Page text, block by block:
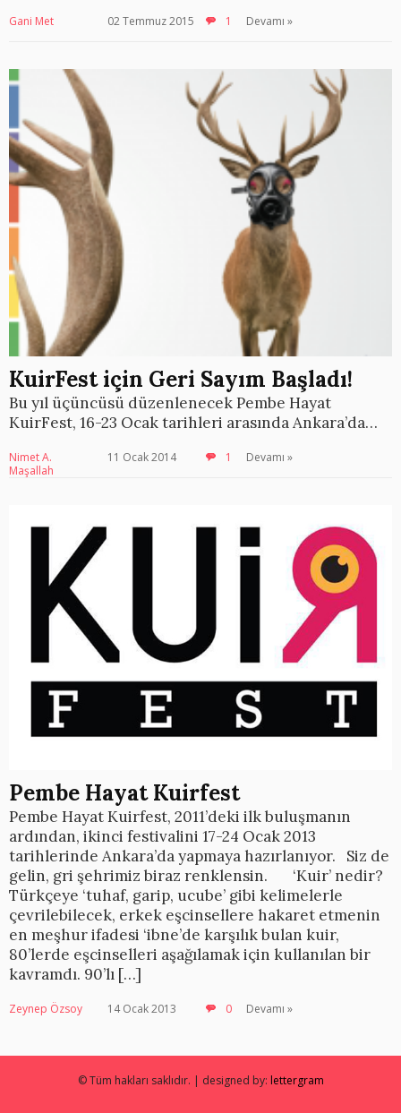
Gani Met 02 Temmuz 2015 1 Devamı »
KuirFest için Geri Sayım Başladı!
Bu yıl üçüncüsü düzenlenecek Pembe Hayat
KuirFest, 16-23 Ocak tarihleri arasında Ankara’da…
Nimet A.
Maşallah
11 Ocak 2014 1 Devamı »
Pembe Hayat Kuirfest
Pembe Hayat Kuirfest, 2011’deki ilk buluşmanın
ardından, ikinci festivalini 17-24 Ocak 2013
tarihlerinde Ankara’da yapmaya hazırlanıyor. Siz de
gelin, gri şehrimiz biraz renklensin. ‘Kuir’ nedir?
Türkçeye ‘tuhaf, garip, ucube’ gibi kelimelerle
çevrilebilecek, erkek eşcinsellere hakaret etmenin
en meşhur ifadesi ‘ibne’de karşılık bulan kuir,
80’lerde eşcinselleri aşağılamak için kullanılan bir
kavramdı. 90’lı […]
Zeynep Özsoy 14 Ocak 2013 0 Devamı »
© Tüm hakları saklıdır. | designed by: lettergram